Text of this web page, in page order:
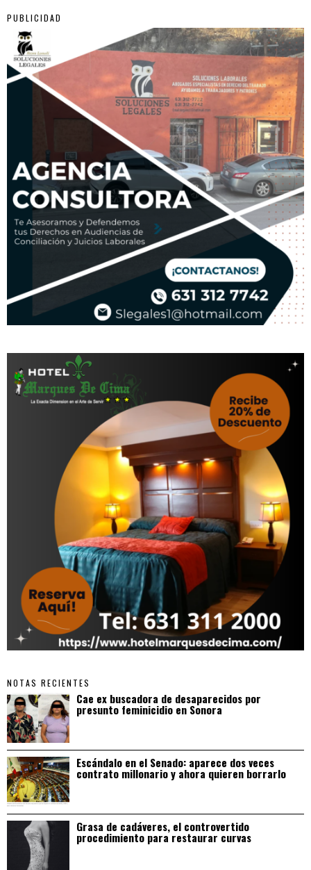
PUBLICIDAD
NOTAS RECIENTES
Cae ex buscadora de desaparecidos por
presunto feminicidio en Sonora
Escándalo en el Senado: aparece dos veces
contrato millonario y ahora quieren borrarlo
Grasa de cadáveres, el controvertido
procedimiento para restaurar curvas